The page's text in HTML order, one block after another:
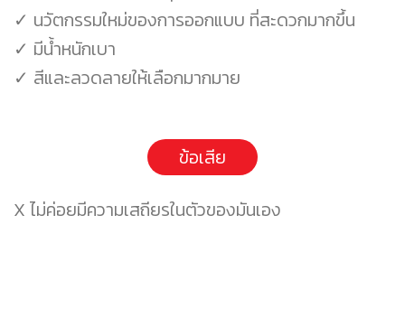
✓ นวัตกรรมใหม่ของการออกแบบ ที่สะดวกมากขึ้น
✓ มีน้ำหนักเบา
✓ สีและลวดลายให้เลือกมากมาย
ข้อเสีย
X ไม่ค่อยมีความเสถียรในตัวของมันเอง